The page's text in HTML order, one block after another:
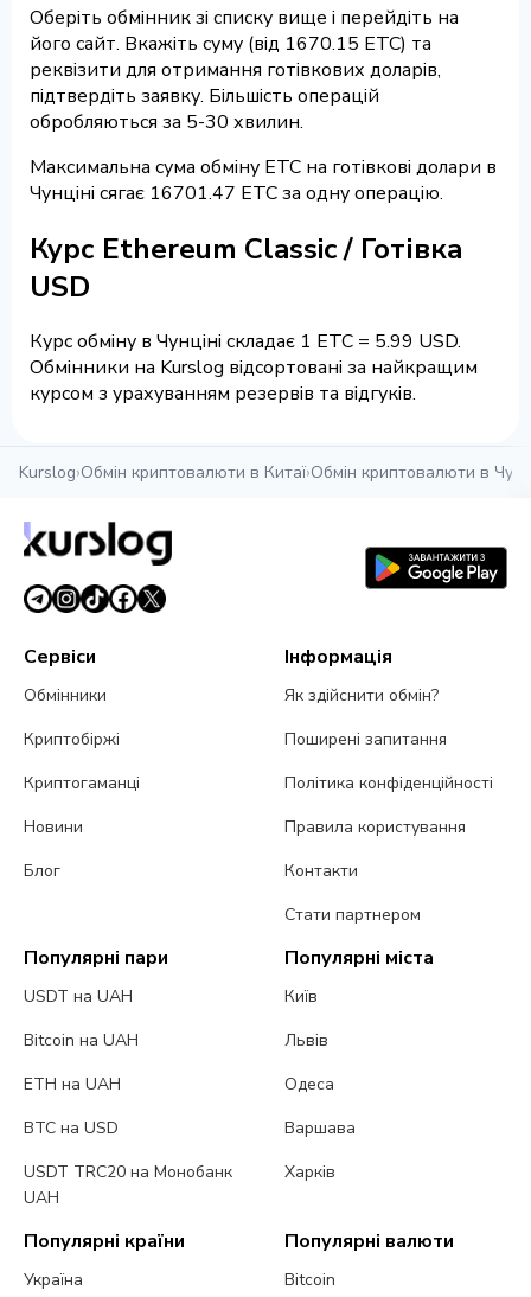
Оберіть обмінник зі списку вище і перейдіть на
його сайт. Вкажіть суму (від 1670.15 ETC) та
реквізити для отримання готівкових доларів,
підтвердіть заявку. Більшість операцій
обробляються за 5-30 хвилин.
Максимальна сума обміну ETC на готівкові долари в
Чунціні сягає 16701.47 ETC за одну операцію.
Курс Ethereum Classic / Готівка
USD
Курс обміну в Чунціні складає 1 ETC = 5.99 USD.
Обмінники на Kurslog відсортовані за найкращим
курсом з урахуванням резервів та відгуків.
Kurslog›Обмін криптовалюти в Китаї›Обмін криптовалюти в
Сервіси
Обмінники
Криптобіржі
Криптогаманці
Новини
Блог
Інформація
Як здійснити обмін?
Поширені запитання
Політика конфіденційності
Правила користування
Контакти
Стати партнером
Популярні пари
USDT на UAH
Bitcoin на UAH
ETH на UAH
BTC на USD
USDT TRC20 на Монобанк
UAH
Популярні міста
Київ
Львів
Одеса
Варшава
Харків
Популярні країни
Україна
Популярні валюти
Bitcoin